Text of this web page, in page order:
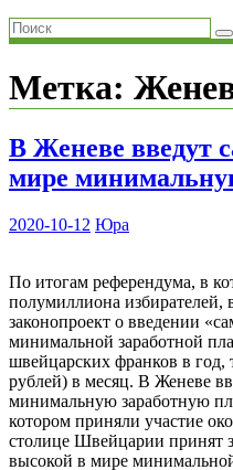
Метка:
В Женеве введут
мире
2020-10-12 Юра
По итогам референдума, в
полумиллиона
законопроект о введении
минимальной заработной
швейцарских франков в год,
рублей) в месяц. В Женеве
минимальную заработную
котором приняли участие
столице Швейцарии принят
высокой в мире